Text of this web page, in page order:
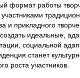
формат работы
и прикладного
идеальные,
социальной
станет
роста участников.